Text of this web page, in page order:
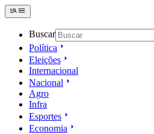
Buscar
Política
Eleições
Internacional
Nacional
Agro
Infra
Esportes
Economia